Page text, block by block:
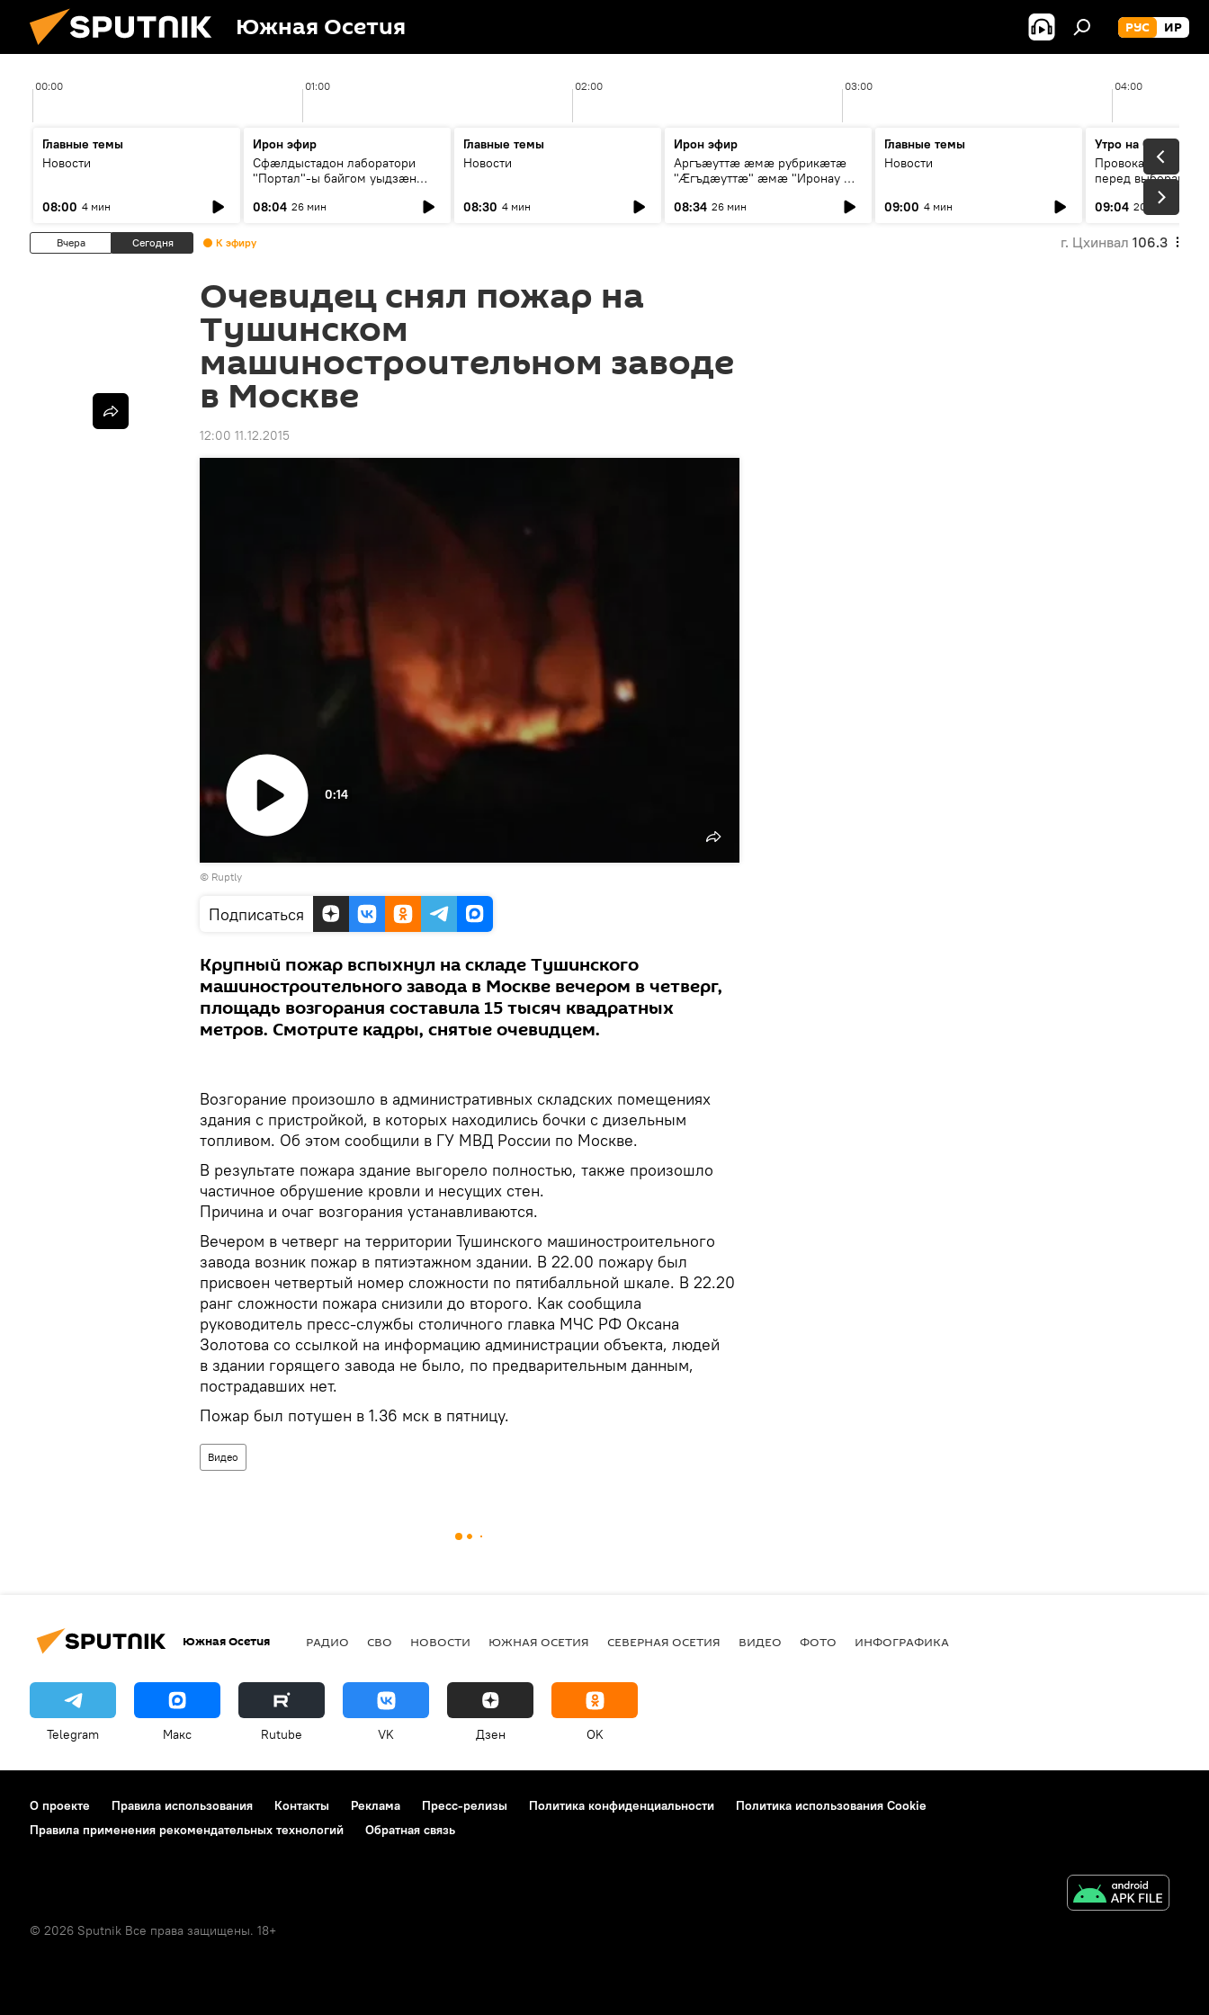
Южная Осетия РУС ИР
00:00 01:00 02:00 03:00 04:00
Главные темы
Новости
08:00 4 мин
Ирон эфир
Сфæлдыстадон лаборатори
"Портал"-ы байгом уыдзæн
Æхсары куыстыты равдыст
08:04 26 мин
Главные темы
Новости
08:30 4 мин
Ирон эфир
Аргъæуттæ æмæ рубрикæтæ
"Æгъдæуттæ" æмæ "Иронау æй
08:34 26 мин
Главные темы
Новости
09:00 4 мин
Утро на Спутнике
Провокации со
перед выборами в
09:04 20 мин
Вчера Сегодня К эфиру г. Цхинвал 106.3
Очевидец снял пожар на
Тушинском
машиностроительном заводе
в Москве
12:00 11.12.2015
Воспроизвести
0:14
© Ruptly
Подписаться
Крупный пожар вспыхнул на складе Тушинского
машиностроительного завода в Москве вечером в четверг,
площадь возгорания составила 15 тысяч квадратных
метров. Смотрите кадры, снятые очевидцем.
Возгорание произошло в административных складских помещениях
здания с пристройкой, в которых находились бочки с дизельным
топливом. Об этом сообщили в ГУ МВД России по Москве.
В результате пожара здание выгорело полностью, также произошло
частичное обрушение кровли и несущих стен.
Причина и очаг возгорания устанавливаются.
Вечером в четверг на территории Тушинского машиностроительного
завода возник пожар в пятиэтажном здании. В 22.00 пожару был
присвоен четвертый номер сложности по пятибалльной шкале. В 22.20
ранг сложности пожара снизили до второго. Как сообщила
руководитель пресс-службы столичного главка МЧС РФ Оксана
Золотова со ссылкой на информацию администрации объекта, людей
в здании горящего завода не было, по предварительным данным,
пострадавших нет.
Пожар был потушен в 1.36 мск в пятницу.
Видео
Южная Осетия РАДИО СВО НОВОСТИ ЮЖНАЯ ОСЕТИЯ СЕВЕРНАЯ ОСЕТИЯ ВИДЕО ФОТО ИНФОГРАФИКА
Telegram Макс Rutube VK Дзен OK
О проекте Правила использования Контакты Реклама Пресс-релизы Политика конфиденциальности
Политика использования Cookie
Правила применения рекомендательных технологий
Обратная связь
© 2026 Sputnik Все права защищены. 18+